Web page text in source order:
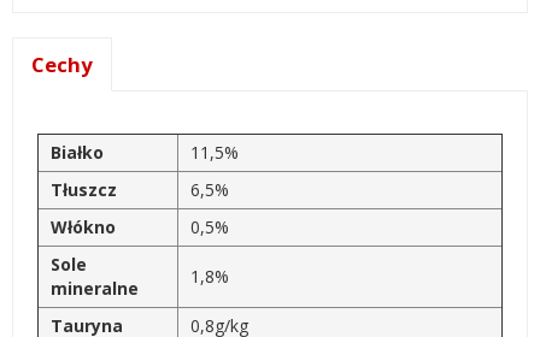
Cechy
Białko
11,5%
Tłuszcz
6,5%
Włókno
0,5%
Sole
mineralne
1,8%
Tauryna
0,8g/kg